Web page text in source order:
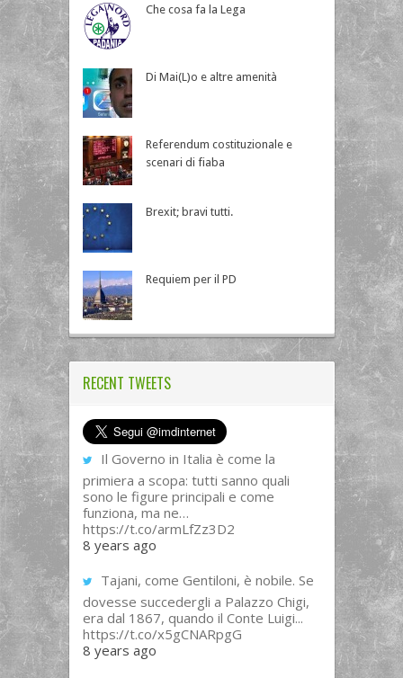
Che cosa fa la Lega
Di Mai(L)o e altre amenità
Referendum costituzionale e
scenari di fiaba
Brexit; bravi tutti.
Requiem per il PD
RECENT TWEETS
Il Governo in Italia è come la
primiera a scopa: tutti sanno quali
sono le figure principali e come
funziona, ma ne…
https://t.co/armLfZz3D2
8 years ago
Tajani, come Gentiloni, è nobile. Se
dovesse succedergli a Palazzo Chigi,
era dal 1867, quando il Conte Luigi...
https://t.co/x5gCNARpgG
8 years ago